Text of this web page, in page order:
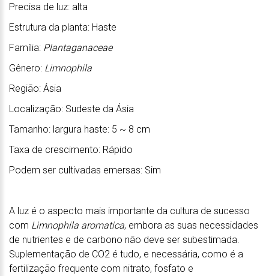
Precisa de luz: alta
Estrutura da planta: Haste
Família: Plantaganaceae
Gênero: Limnophila
Região: Ásia
Localização: Sudeste da Ásia
Tamanho: largura haste: 5 ~ 8 cm
Taxa de crescimento: Rápido
Podem ser cultivadas emersas: Sim
A luz é o aspecto mais importante da cultura de sucesso
com Limnophila aromatica, embora as suas necessidades
de nutrientes e de carbono não deve ser subestimada.
Suplementação de CO2 é tudo, e necessária, como é a
fertilização frequente com nitrato, fosfato e